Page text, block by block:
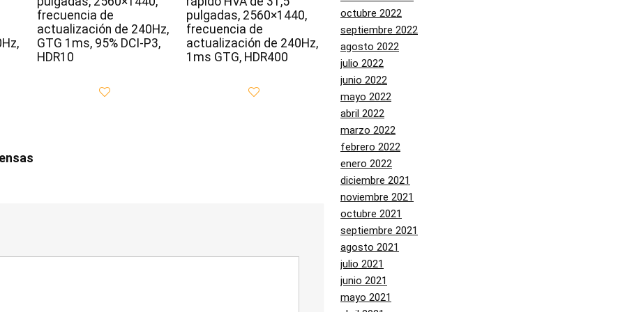
frecuencia de
actualización de 240Hz,
GTG 1ms, 95% DCI-P3,
HDR10
pulgadas, 2560×1440,
frecuencia de
actualización de 240Hz,
1ms GTG, HDR400
octubre 2022
septiembre 2022
agosto 2022
julio 2022
junio 2022
mayo 2022
abril 2022
marzo 2022
febrero 2022
enero 2022
diciembre 2021
noviembre 2021
octubre 2021
septiembre 2021
agosto 2021
julio 2021
junio 2021
mayo 2021